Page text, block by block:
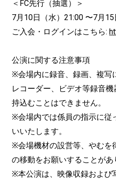
＜FC先行（抽選）＞
7月10日（水）21:00 〜7月
ご入会・ログインはこちら:
公演に関する注意事項
※会場内に録音、録画、複写
レコーダー、ビデオ等録音
持込むことはできません。
※会場内では係員の指示に従
いいたします。
※会場機材の設営等、やむを
の移動をお願いすることがあ
※本公演は、映像収録および